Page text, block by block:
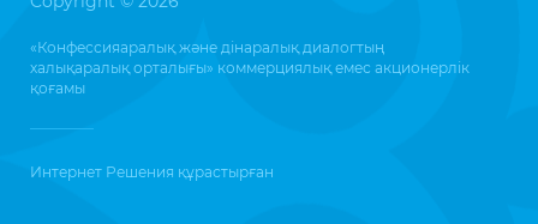
«Конфессияаралық және дінаралық диалогтың
халықаралық орталығы» коммерциялық емес акционерлік
қоғамы
Интернет Решения құрастырған